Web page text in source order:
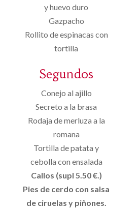
y huevo duro
Gazpacho
Rollito de espinacas con
tortilla
Segundos
Conejo al ajillo
Secreto a la brasa
Rodaja de merluza a la
romana
Tortilla de patata y
cebolla con ensalada
Callos (supl 5.50 €.)
Pies de cerdo con salsa
de ciruelas y piñones.